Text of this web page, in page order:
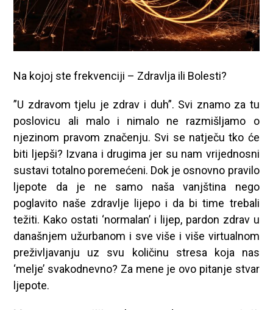
Na kojoj ste frekvenciji – Zdravlja ili Bolesti?
”U zdravom tjelu je zdrav i duh”. Svi znamo za tu
poslovicu ali malo i nimalo ne razmišljamo o
njezinom pravom značenju. Svi se natječu tko će
biti ljepši? Izvana i drugima jer su nam vrijednosni
sustavi totalno poremećeni. Dok je osnovno pravilo
ljepote da je ne samo naša vanjština nego
poglavito naše zdravlje lijepo i da bi time trebali
težiti. Kako ostati ‘normalan’ i lijep, pardon zdrav u
današnjem užurbanom i sve više i više virtualnom
preživljavanju uz svu količinu stresa koja nas
‘melje’ svakodnevno? Za mene je ovo pitanje stvar
ljepote.